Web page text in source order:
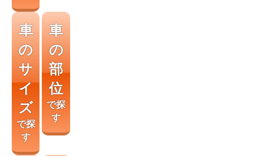
車
の
サ
イ
ズ
で探
す
車
の
部
位
で探
す